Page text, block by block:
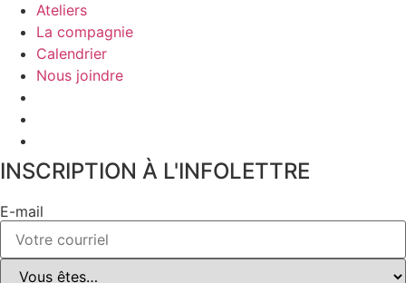
Ateliers
La compagnie
Calendrier
Nous joindre
INSCRIPTION À L'INFOLETTRE
E-mail